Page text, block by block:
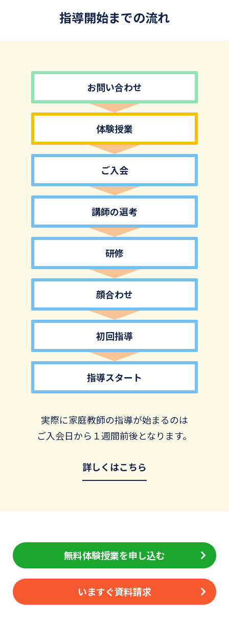
指導開始までの流れ
お問い合わせ
体験授業
ご入会
講師の選考
研修
顔合わせ
初回指導
指導スタート
実際に家庭教師の指導が始まるのは
ご入会日から１週間前後となります。
詳しくはこちら
無料体験授業を申し込む
いますぐ資料請求